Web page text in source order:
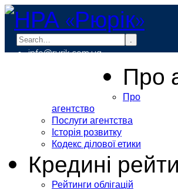
.
info@rurik.com.ua
Про
Про
агентство
Послуги агентства
Історія розвитку
Кодекс ділової етики
Кредині
Рейтинги облігацій